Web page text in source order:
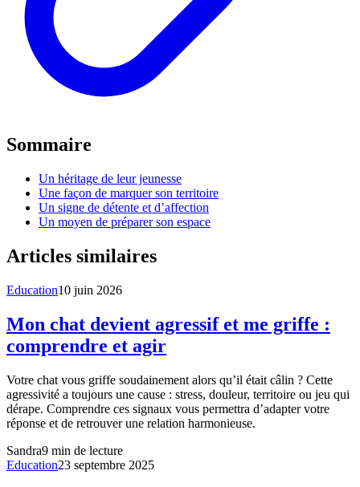
Sommaire
Un héritage de leur jeunesse
Une façon de marquer son territoire
Un signe de détente et d’affection
Un moyen de préparer son espace
Articles similaires
Education10 juin 2026
Mon chat devient agressif et me griffe :
comprendre et agir
Votre chat vous griffe soudainement alors qu’il était câlin ? Cette
agressivité a toujours une cause : stress, douleur, territoire ou jeu qui
dérape. Comprendre ces signaux vous permettra d’adapter votre
réponse et de retrouver une relation harmonieuse.
Sandra9 min de lecture
Education23 septembre 2025